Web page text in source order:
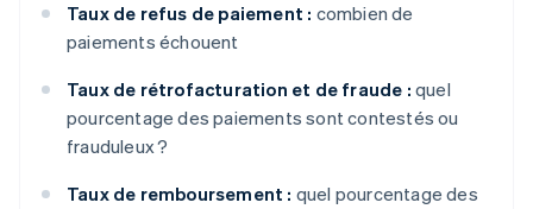
Taux de refus de paiement : combien de
paiements échouent
Taux de rétrofacturation et de fraude : quel
pourcentage des paiements sont contestés ou
frauduleux ?
Taux de remboursement : quel pourcentage des